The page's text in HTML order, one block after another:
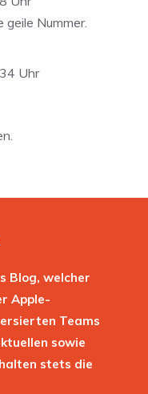
geile Nummer.
Uhr
Blog, welcher
Apple-
Teams
sowie
stets die